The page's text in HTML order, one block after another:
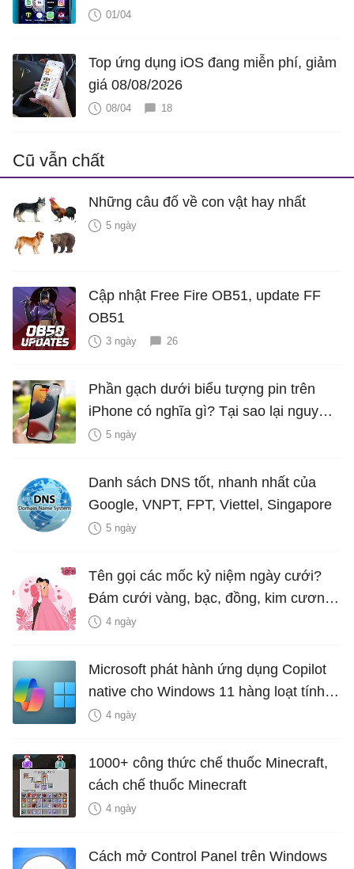
01/04
Top ứng dụng iOS đang miễn phí, giảm
giá 08/08/2026
08/04 18
Cũ vẫn chất
Những câu đố về con vật hay nhất
5 ngày
Cập nhật Free Fire OB51, update FF
OB51
3 ngày 26
Phần gạch dưới biểu tượng pin trên
iPhone có nghĩa gì? Tại sao lại nguy
hiểm?
5 ngày
Danh sách DNS tốt, nhanh nhất của
Google, VNPT, FPT, Viettel, Singapore
5 ngày
Tên gọi các mốc kỷ niệm ngày cưới?
Đám cưới vàng, bạc, đồng, kim cương
là bao nhiêu năm?
4 ngày
Microsoft phát hành ứng dụng Copilot
native cho Windows 11 hàng loạt tính
năng mới Hữu Ích
4 ngày
1000+ công thức chế thuốc Minecraft,
cách chế thuốc Minecraft
4 ngày
Cách mở Control Panel trên Windows